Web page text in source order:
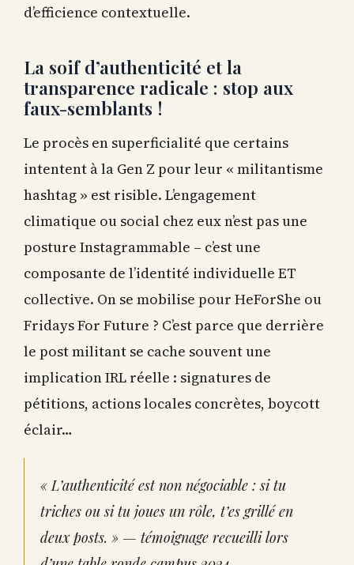
d’efficience contextuelle.
La soif d’authenticité et la
transparence radicale : stop aux
faux-semblants !
Le procès en superficialité que certains
intentent à la Gen Z pour leur « militantisme
hashtag » est risible. L’engagement
climatique ou social chez eux n’est pas une
posture Instagrammable – c’est une
composante de l’identité individuelle ET
collective. On se mobilise pour HeForShe ou
Fridays For Future ? C’est parce que derrière
le post militant se cache souvent une
implication IRL réelle : signatures de
pétitions, actions locales concrètes, boycott
éclair…
« L’authenticité est non négociable : si tu
triches ou si tu joues un rôle, t’es grillé en
deux posts. » — témoignage recueilli lors